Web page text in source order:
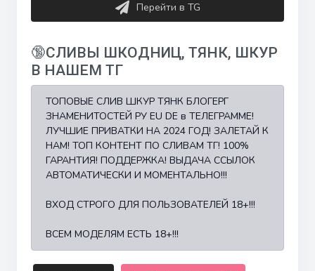
Перейти в TG
🔞СЛИВЫ ШКОДНИЦ, ТЯНК, ШКУР
В НАШЕМ ТГ
ТОПОВЫЕ СЛИВ ШКУР ТЯНК БЛОГЕРГ
ЗНАМЕНИТОСТЕЙ РУ EU DE в ТЕЛЕГРАММЕ!
ЛУЧШИЕ ПРИВАТКИ НА 2024 ГОД! ЗАЛЕТАЙ К
НАМ! ТОП КОНТЕНТ ПО СЛИВАМ ТГ! 100%
ГАРАНТИЯ! ПОДДЕРЖКА! ВЫДАЧА ССЫЛОК
АВТОМАТИЧЕСКИ И МОМЕНТАЛЬНО!!!
ВХОД СТРОГО ДЛЯ ПОЛЬЗОВАТЕЛЕЙ 18+!!!
ВСЕМ МОДЕЛЯМ ЕСТЬ 18+!!!